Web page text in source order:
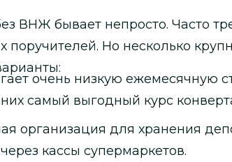
ВНЖ бывает непросто. Часто
Но несколько
очень низкую ежемесячную
самый выгодный курс
организация для хранения
кассы супермаркетов.